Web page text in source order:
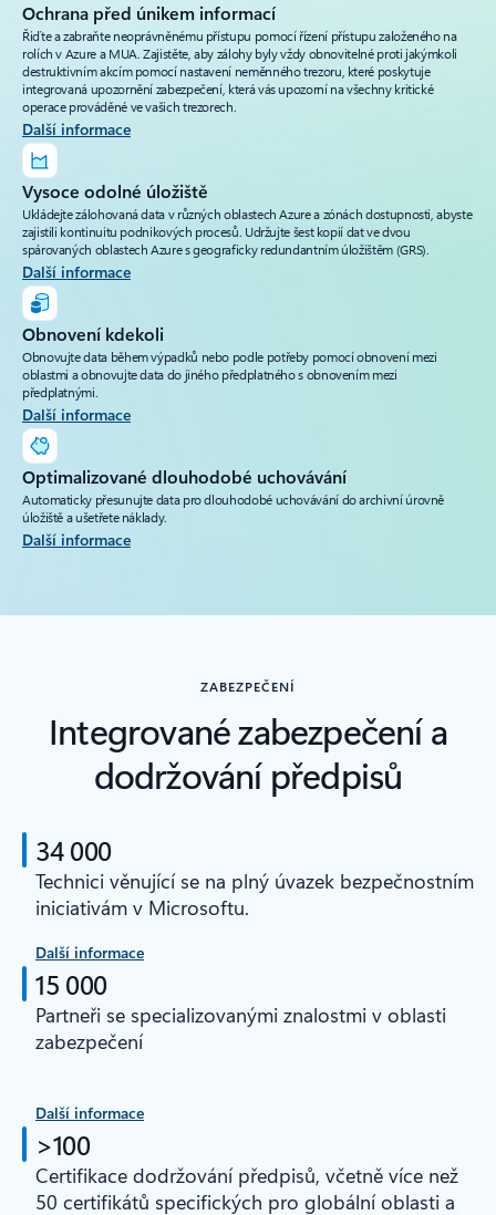
Ochrana před únikem informací
Řiďte a zabraňte neoprávněnému přístupu pomocí řízení přístupu založeného na
rolích v Azure a MUA. Zajistěte, aby zálohy byly vždy obnovitelné proti jakýmkoli
destruktivním akcím pomocí nastavení neměnného trezoru, které poskytuje
integrovaná upozornění zabezpečení, která vás upozorní na všechny kritické
operace prováděné ve vašich trezorech.
Další informace
Vysoce odolné úložiště
Ukládejte zálohovaná data v různých oblastech Azure a zónách dostupnosti, abyste
zajistili kontinuitu podnikových procesů. Udržujte šest kopií dat ve dvou
spárovaných oblastech Azure s geograficky redundantním úložištěm (GRS).
Další informace
Obnovení kdekoli
Obnovujte data během výpadků nebo podle potřeby pomocí obnovení mezi
oblastmi a obnovujte data do jiného předplatného s obnovením mezi
předplatnými.
Další informace
Optimalizované dlouhodobé uchovávání
Automaticky přesunujte data pro dlouhodobé uchovávání do archivní úrovně
úložiště a ušetřete náklady.
Další informace
ZABEZPEČENÍ
Integrované zabezpečení a
dodržování předpisů
34 000
Technici věnující se na plný úvazek bezpečnostním
iniciativám v Microsoftu.
Další informace
15 000
Partneři se specializovanými znalostmi v oblasti
zabezpečení
Další informace
>100
Certifikace dodržování předpisů, včetně více než
50 certifikátů specifických pro globální oblasti a